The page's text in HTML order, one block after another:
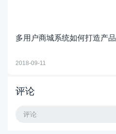
多用户商城系统如何打造产
2018-09-11
评论
评论